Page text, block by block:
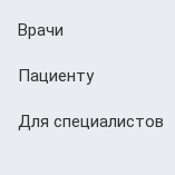
Врачи
Пациенту
Для специалистов